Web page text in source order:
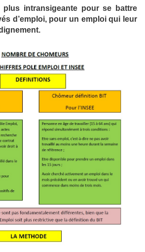
plus intransigeante pour se battre
d’emploi, pour un emploi qui leur